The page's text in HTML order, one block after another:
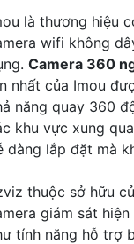
là thương hiệu
wifi không
Camera 360
nhất của Imou
năng quay 360
khu vực xung
dàng lắp đặt mà
thuộc sở hữu
giám sát
tính năng hỗ trợ